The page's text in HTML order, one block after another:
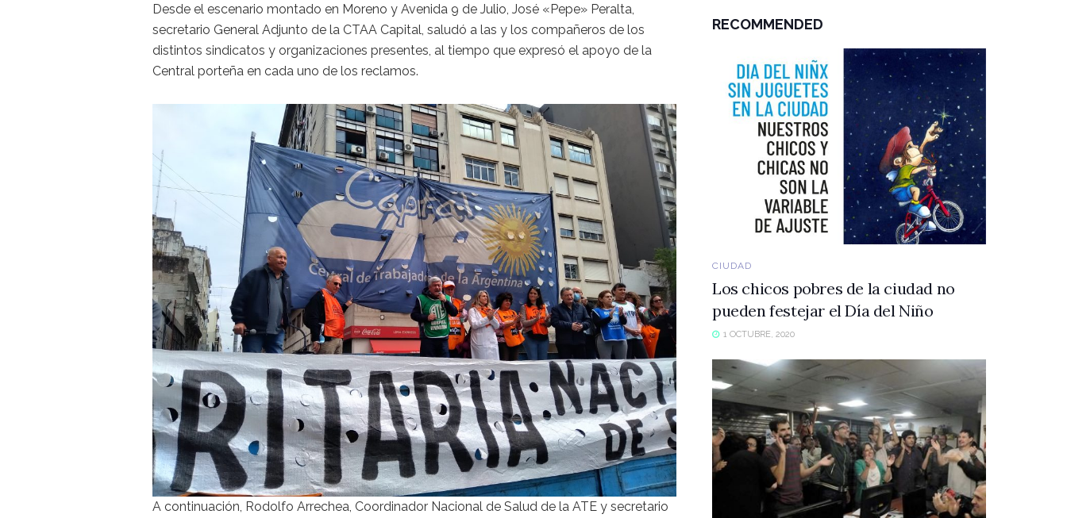
Desde el escenario montado en Moreno y Avenida 9 de Julio, José «Pepe» Peralta,
secretario General Adjunto de la CTAA Capital, saludó a las y los compañeros de los
distintos sindicatos y organizaciones presentes, al tiempo que expresó el apoyo de la
Central porteña en cada uno de los reclamos.
A continuación, Rodolfo Arrechea, Coordinador Nacional de Salud de la ATE y secretario
RECOMMENDED
CIUDAD
Los chicos pobres de la ciudad no
pueden festejar el Día del Niño
1 OCTUBRE, 2020